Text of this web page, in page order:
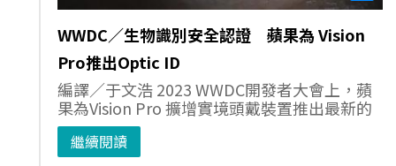
WWDC／生物識別安全認證 蘋果為 Vision
Pro推出Optic ID
編譯／于文浩 2023 WWDC開發者大會上，蘋
果為Vision Pro 擴增實境頭戴裝置推出最新的
繼續閱讀